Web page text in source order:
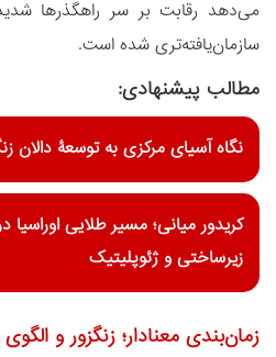
می‌دهد رقابت بر سر راهگذرها
سازمان‌یافته‌تری شده است.
مطالب پیشنهادی:
نگاه آسیای مرکزی به توسعۀ دالان
​کریدور میانی؛ مسیر طلایی
زیرساختی و ژئوپلیتیک
زمان‌بندی معنادار؛ زنگزور و